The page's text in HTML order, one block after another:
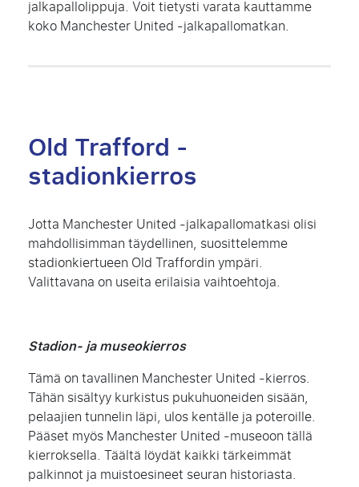
jalkapallolippuja. Voit tietysti varata kauttamme
koko Manchester United -jalkapallomatkan.
Old Trafford -
stadionkierros
Jotta Manchester United -jalkapallomatkasi olisi
mahdollisimman täydellinen, suosittelemme
stadionkiertueen Old Traffordin ympäri.
Valittavana on useita erilaisia vaihtoehtoja.
Stadion- ja museokierros
Tämä on tavallinen Manchester United -kierros.
Tähän sisältyy kurkistus pukuhuoneiden sisään,
pelaajien tunnelin läpi, ulos kentälle ja poteroille.
Pääset myös Manchester United -museoon tällä
kierroksella. Täältä löydät kaikki tärkeimmät
palkinnot ja muistoesineet seuran historiasta.